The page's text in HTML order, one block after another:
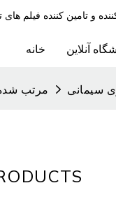
کننده و تامین کننده فیلم
خانه آنلاین
مرتب سیمانی